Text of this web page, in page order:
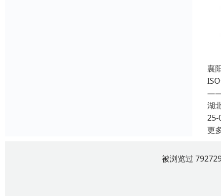
襄
湖
25-
更
被浏览过